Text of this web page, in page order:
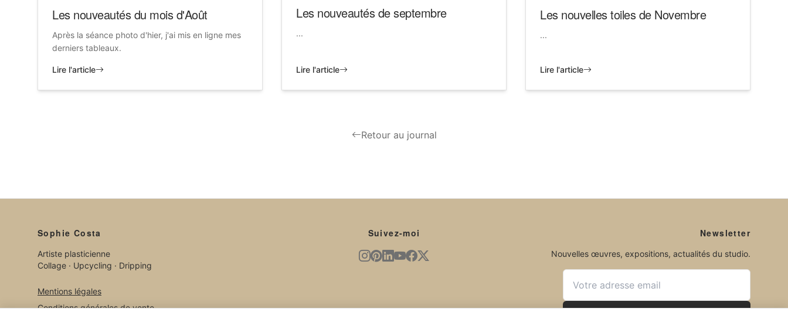
Les nouveautés du mois d'Août
Après la séance photo d'hier, j'ai mis en ligne mes
derniers tableaux.
Lire l'article
Les nouveautés de septembre
...
Lire l'article
Les nouvelles toiles de Novembre
...
Lire l'article
Retour au journal
Sophie Costa
Artiste plasticienne
Collage · Upcycling · Dripping
Mentions légales
Conditions générales de vente
Suivez-moi Newsletter
Nouvelles œuvres, expositions, actualités du studio.